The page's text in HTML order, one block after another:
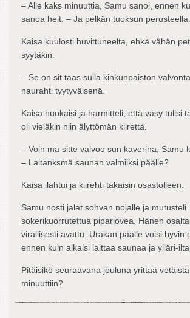
– Alle kaks minuuttia, Samu sanoi, ennen
sanoa heit. – Ja pelkän tuoksun
Kaisa kuulosti huvittuneelta, ehkä vähän
syytäkin.
– Se on sit taas sulla kinkunpaiston
naurahti tyytyväisenä.
Kaisa huokaisi ja harmitteli, että väsy tulisi
oli vieläkin niin älyttömän kiirettä.
– Voin mä sitte valvoo sun kaverina, Samu
– Laitanksmä saunan valmiiksi päälle?
Kaisa ilahtui ja kiirehti takaisin osastolleen.
Samu nosti jalat sohvan nojalle ja mutusteli
sokerikuorrutettua pipariovea. Hänen
virallisesti avattu. Urakan päälle voisi hyvin
ennen kuin alkaisi laittaa saunaa ja ylläri-
Pitäisikö seuraavana jouluna yrittää
minuuttiin?